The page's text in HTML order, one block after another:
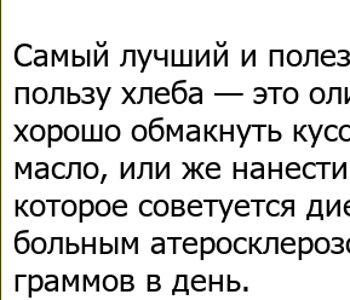
Самый лучший и
пользу хлеба — это
хорошо обмакнуть
масло, или же
которое советуется
больным
граммов в день.